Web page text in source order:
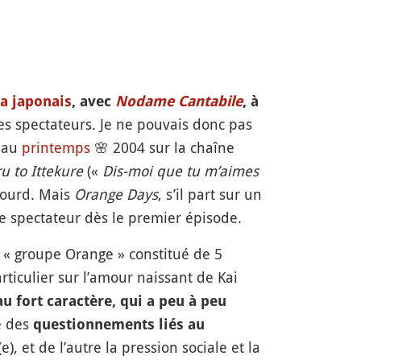
japonais, avec Nodame Cantabile, à
spectateurs. Je ne pouvais donc pas
printemps 🌸 2004 sur la chaîne
to Ittekure(« Dis-moi que tu m’aimes
Mais Orange Days, s’il part sur un
spectateur dès le premier épisode.
groupe Orange » constitué de 5
sur l’amour naissant de Kai
fort caractère, qui a peu à peu
des questionnements liés au
et de l’autre la pression sociale et la